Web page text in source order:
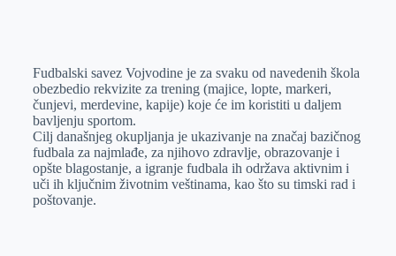
Fudbalski savez Vojvodine je za svaku od navedenih škola
obezbedio rekvizite za trening (majice, lopte, markeri,
čunjevi, merdevine, kapije) koje će im koristiti u daljem
bavljenju sportom.
Cilj današnjeg okupljanja je ukazivanje na značaj bazičnog
fudbala za najmlađe, za njihovo zdravlje, obrazovanje i
opšte blagostanje, a igranje fudbala ih održava aktivnim i
uči ih ključnim životnim veštinama, kao što su timski rad i
poštovanje.